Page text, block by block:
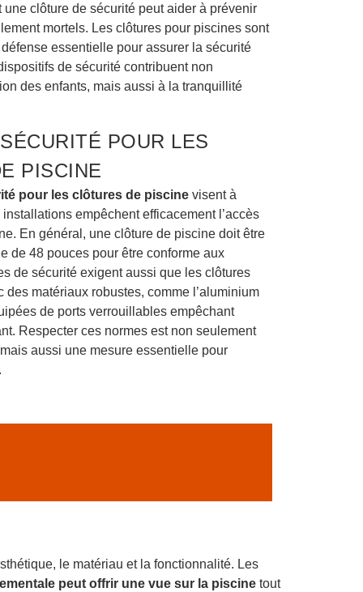
clôture de sécurité peut aider à prévenir
mortels. Les clôtures pour piscines sont
essentielle pour assurer la sécurité
de sécurité contribuent non
des enfants, mais aussi à la tranquillité
POUR LES
PISCINE
pour les clôtures de piscine visent à
empêchent efficacement l’accès
En général, une clôture de piscine doit être
de 48 pouces pour être conforme aux
de sécurité exigent aussi que les clôtures
des matériaux robustes, comme l’aluminium
de ports verrouillables empêchant
Respecter ces normes est non seulement
aussi une mesure essentielle pour
le matériau et la fonctionnalité. Les
peut offrir une vue sur la piscine tout